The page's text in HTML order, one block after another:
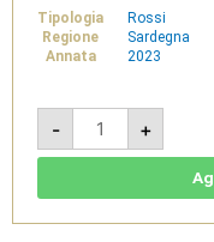
Tipologia
Rossi
Regione
Sardegna
Annata
2023
-
Foras
2023
-
Cannonau
-
+